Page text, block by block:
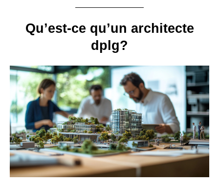
Qu’est-ce qu’un architecte
dplg?